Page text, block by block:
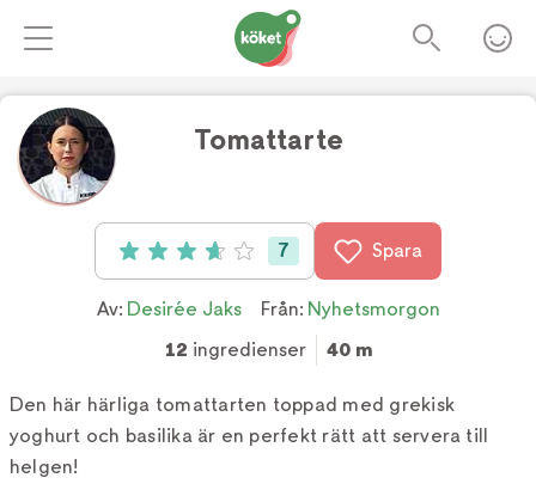
Tomattarte
Betyg: 3.7 av 5 (7 röster)
7 Spara
Av: Desirée Jaks Från: Nyhetsmorgon
12 ingredienser 40 m
Den här härliga tomattarten toppad med grekisk
yoghurt och basilika är en perfekt rätt att servera till
helgen!